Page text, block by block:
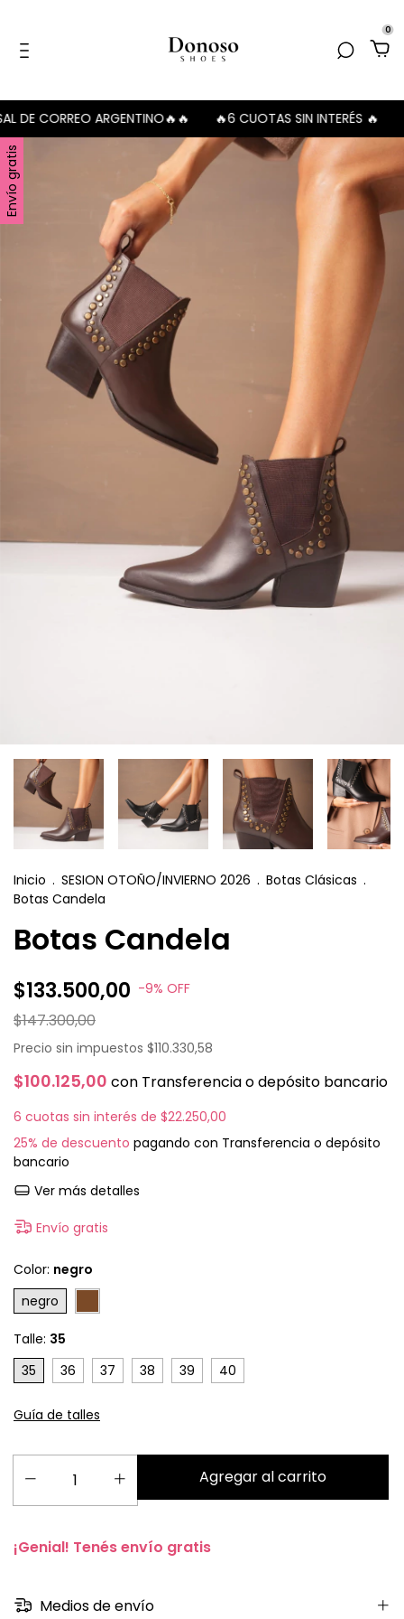
0
CORREO ARGENTINO🔥🔥 🔥6 CUOTAS SIN INTERÉS 🔥
Envío gratis
Inicio . SESION OTOÑO/INVIERNO 2026 . Botas Clásicas .
Botas Candela
Botas Candela
$133.500,00 -9% OFF
$147.300,00
Precio sin impuestos $110.330,58
$100.125,00 con Transferencia o depósito bancario
6 cuotas sin interés de $22.250,00
25% de descuento pagando con Transferencia o depósito
bancario
Ver más detalles
Envío gratis
Color: negro
negro
Talle: 35
35
36 37 38 39 40
Guía de talles
¡Genial! Tenés envío gratis
Medios de envío